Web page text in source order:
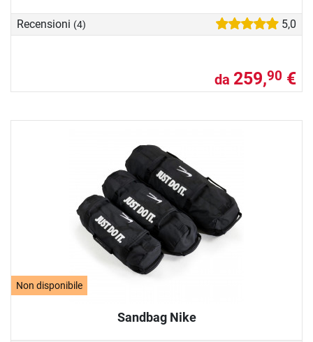
Recensioni (4) 5,0
da 259,90 €
Non disponibile
Sandbag Nike